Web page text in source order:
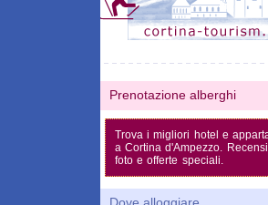
Prenotazione alberghi
Trova i migliori hotel e
a Cortina d'Ampezzo.
foto e offerte speciali.